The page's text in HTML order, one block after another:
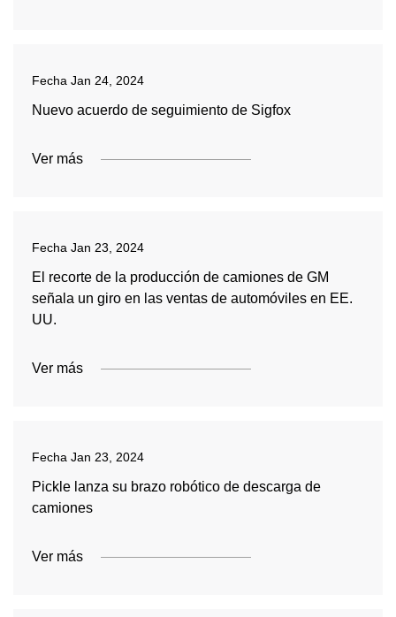
Fecha Jan 24, 2024
Nuevo acuerdo de seguimiento de Sigfox
Ver más
Fecha Jan 23, 2024
El recorte de la producción de camiones de GM
señala un giro en las ventas de automóviles en EE.
UU.
Ver más
Fecha Jan 23, 2024
Pickle lanza su brazo robótico de descarga de
camiones
Ver más